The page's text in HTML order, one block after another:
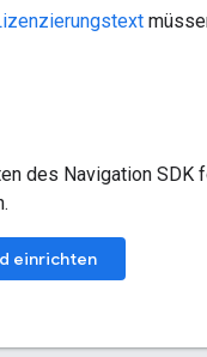
des Navigation
einrichten